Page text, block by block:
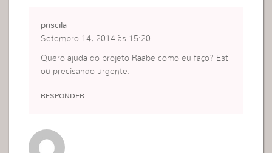
priscila
Setembro 14, 2014 às 15:20
Quero ajuda do projeto Raabe como eu faço? Est
ou precisando urgente.
RESPONDER